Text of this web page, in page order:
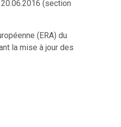
(section
(ERA) du
la mise à jour des